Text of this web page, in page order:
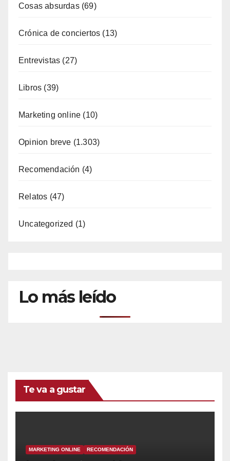
Cosas absurdas(69)
Crónica de conciertos (13)
Entrevistas (27)
Libros (39)
Marketing online (10)
Opinion breve (1.303)
Recomendación (4)
Relatos (47)
Uncategorized (1)
Lo más leído
Te va a gustar
MARKETING ONLINE RECOMENDACIÓN